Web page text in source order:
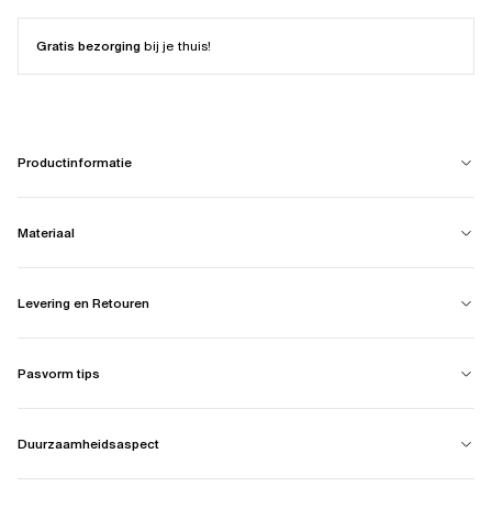
Gratis bezorgingbij je thuis!
Productinformatie
Materiaal
Levering en Retouren
Pasvorm tips
Duurzaamheidsaspect